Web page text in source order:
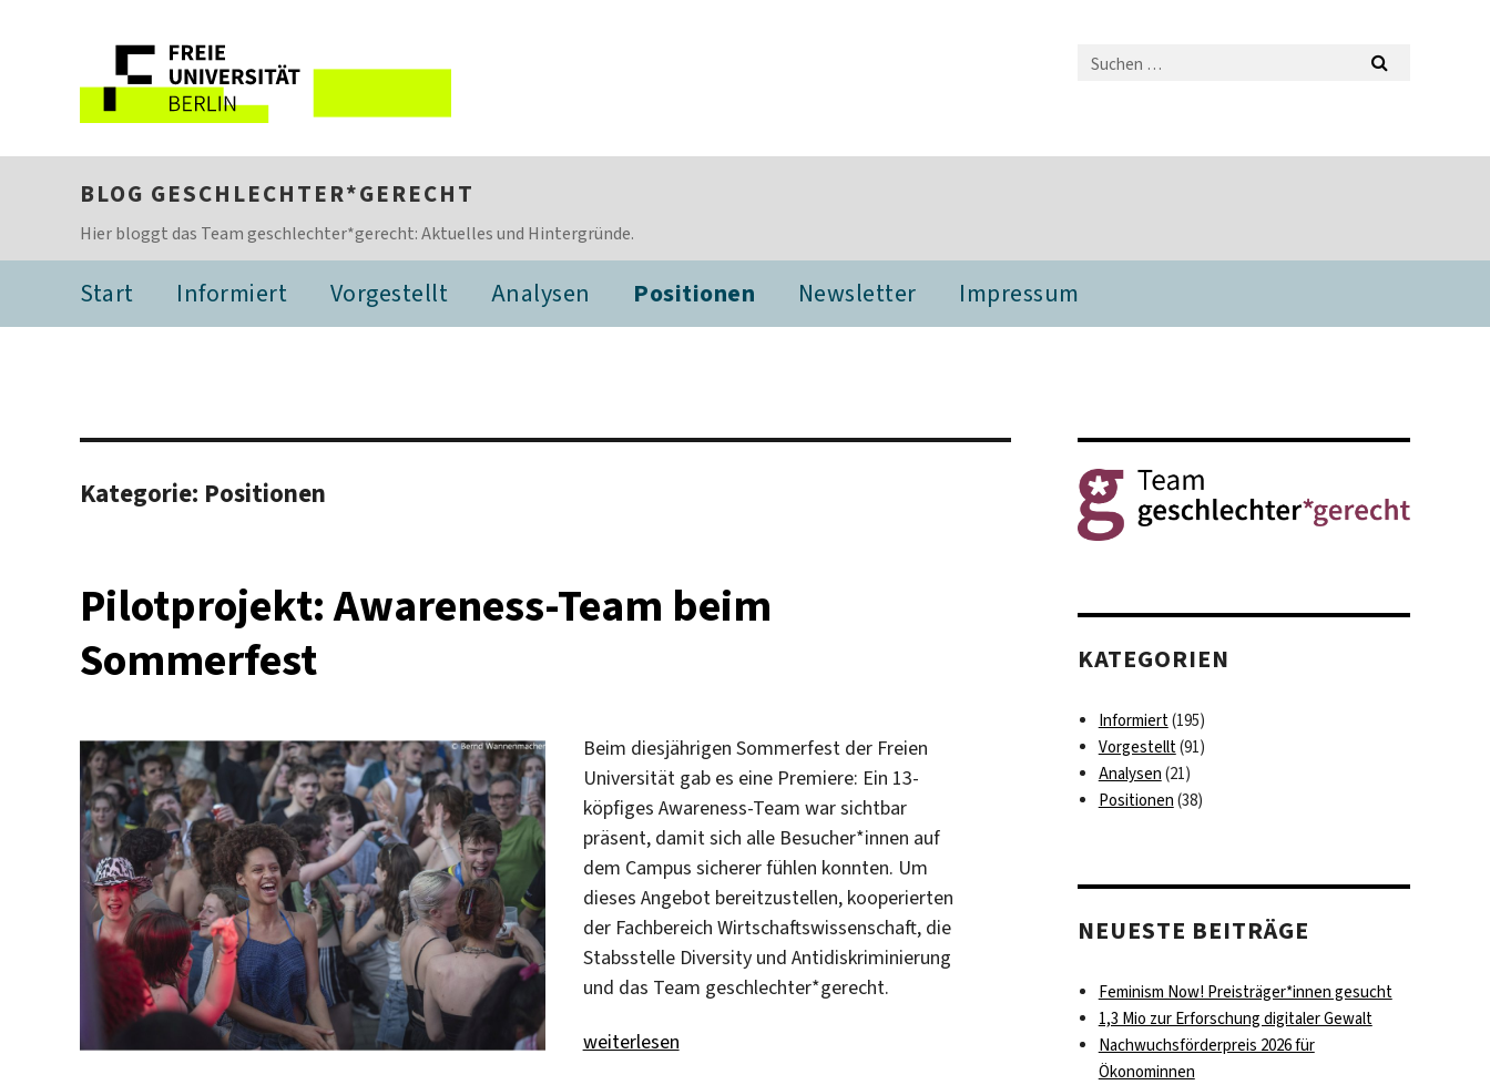
BLOG GESCHLECHTER*GERECHT
Hier bloggt das Team geschlechter*gerecht: Aktuelles und Hintergründe.
Start Informiert Vorgestellt Analysen Positionen Newsletter Impressum
Kategorie: Positionen
Pilotprojekt: Awareness-Team beim
Sommerfest
Beim diesjährigen Sommerfest der Freien
Universität gab es eine Premiere: Ein 13-
köpfiges Awareness-Team war sichtbar
präsent, damit sich alle Besucher*innen auf
dem Campus sicherer fühlen konnten. Um
dieses Angebot bereitzustellen, kooperierten
der Fachbereich Wirtschaftswissenschaft, die
Stabsstelle Diversity und Antidiskriminierung
und das Team geschlechter*gerecht.
„Pilotprojekt: Awareness-Team beim Sommerfest“
weiterlesen
KATEGORIEN
Informiert(195)
Vorgestellt(91)
Analysen (21)
Positionen (38)
NEUESTE BEITRÄGE
Feminism Now! Preisträger*innen gesucht
1,3 Mio zur Erforschung digitaler Gewalt
Nachwuchsförderpreis 2026 für
Ökonominnen